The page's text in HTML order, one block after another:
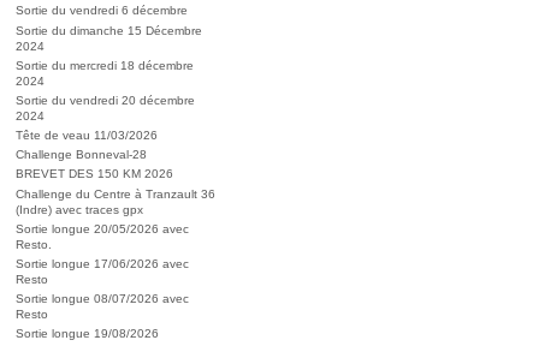
Sortie du vendredi 6 décembre
Sortie du dimanche 15 Décembre
2024
Sortie du mercredi 18 décembre
2024
Sortie du vendredi 20 décembre
2024
Tête de veau 11/03/2026
Challenge Bonneval-28
BREVET DES 150 KM 2026
Challenge du Centre à Tranzault 36
(Indre) avec traces gpx
Sortie longue 20/05/2026 avec
Resto.
Sortie longue 17/06/2026 avec
Resto
Sortie longue 08/07/2026 avec
Resto
Sortie longue 19/08/2026